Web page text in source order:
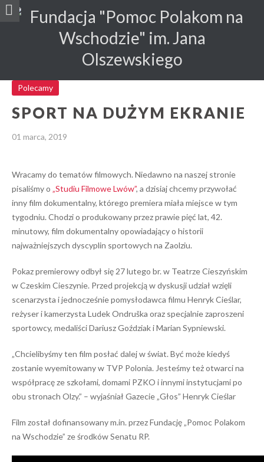
Polecamy
SPORT NA DUŻYM EKRANIE
01 marca, 2019
Wracamy do tematów filmowych. Niedawno na naszej stronie
pisaliśmy o „Studiu Filmowe Lwów”, a dzisiaj chcemy przywołać
inny film dokumentalny, którego premiera miała miejsce w tym
tygodniu. Chodzi o produkowany przez prawie pięć lat, 42.
minutowy, film dokumentalny opowiadający o historii
najważniejszych dyscyplin sportowych na Zaolziu.
Pokaz premierowy odbył się 27 lutego br. w Teatrze Cieszyńskim
w Czeskim Cieszynie. Przed projekcją w dyskusji udział wzięli
scenarzysta i jednocześnie pomysłodawca filmu Henryk Cieślar,
reżyser i kamerzysta Ludek Ondruška oraz specjalnie zaproszeni
sportowcy, medaliści Dariusz Goździak i Marian Sypniewski.
„Chcielibyśmy ten film posłać dalej w świat. Być może kiedyś
zostanie wyemitowany w TVP Polonia. Jesteśmy też otwarci na
współpracę ze szkołami, domami PZKO i innymi instytucjami po
obu stronach Olzy.” – wyjaśniał Gazecie „Głos” Henryk Cieślar
Film został dofinansowany m.in. przez Fundację „Pomoc Polakom
na Wschodzie” ze środków Senatu RP.